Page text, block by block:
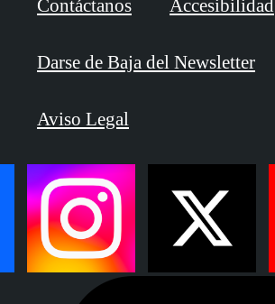
Contáctanos Accesibilidad
Darse de Baja del Newsletter
Aviso Legal